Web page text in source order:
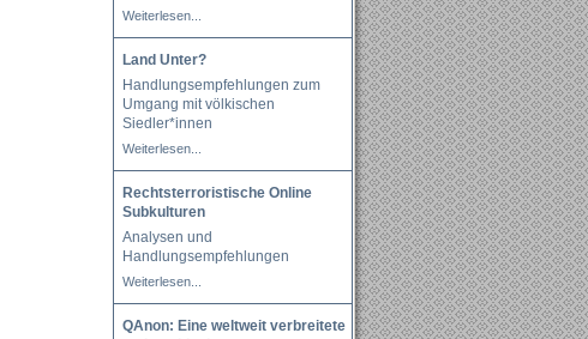
Weiterlesen...
Land Unter?
Handlungsempfehlungen zum
Umgang mit völkischen
Siedler*innen
Weiterlesen...
Rechtsterroristische Online
Subkulturen
Analysen und
Handlungsempfehlungen
Weiterlesen...
QAnon: Eine weltweit verbreitete